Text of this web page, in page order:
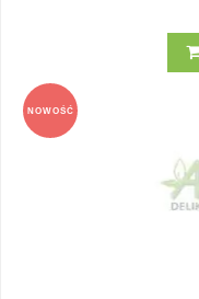
NOWOŚĆ